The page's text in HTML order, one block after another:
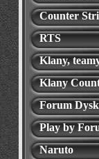
Counter
RTS
Klany,
Klany
Forum
Play by
Naruto